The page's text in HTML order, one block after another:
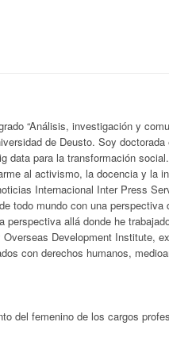
“Análisis, investigación y
de Deusto. Soy
data para la transformación
al activismo, la docencia y la
Internacional Inter Press
todo mundo con una perspectiva
perspectiva allá donde he
Development Institute,
con derechos humanos,
del femenino de los cargos